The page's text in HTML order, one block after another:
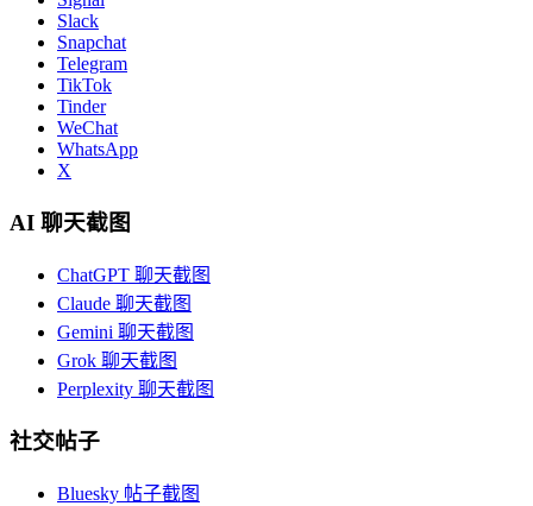
Slack
Snapchat
Telegram
TikTok
Tinder
WeChat
WhatsApp
X
AI 聊天截图
ChatGPT 聊天截图
Claude 聊天截图
Gemini 聊天截图
Grok 聊天截图
Perplexity 聊天截图
社交帖子
Bluesky 帖子截图